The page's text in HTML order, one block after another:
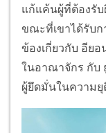
แก้แค้นผู้ที่ต้องรั
ขณะที่เขาได้รับก
ข้องเกี่ยวกับ อีย
ในอาณาจักร กับ
ผู้ยึดมั่นในความ